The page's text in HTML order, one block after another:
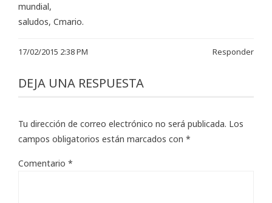
mundial,
saludos, Cmario.
17/02/2015 2:38 PM Responder
DEJA UNA RESPUESTA
Tu dirección de correo electrónico no será publicada. Los
campos obligatorios están marcados con *
Comentario *